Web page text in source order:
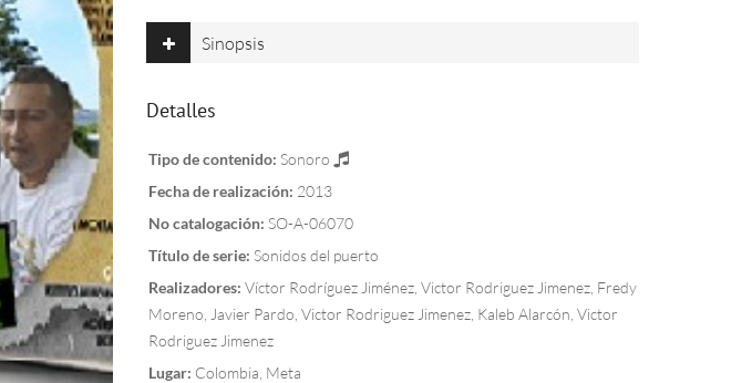
Sinopsis
Detalles
Tipo de contenido: Sonoro
Fecha de realización: 2013
No catalogación: SO-A-06070
Título de serie: Sonidos del puerto
Realizadores: Víctor Rodríguez Jiménez, Victor Rodriguez Jimenez, Fredy
Moreno, Javier Pardo, Victor Rodriguez Jimenez, Kaleb Alarcón, Victor
Rodriguez Jimenez
Lugar: Colombia, Meta